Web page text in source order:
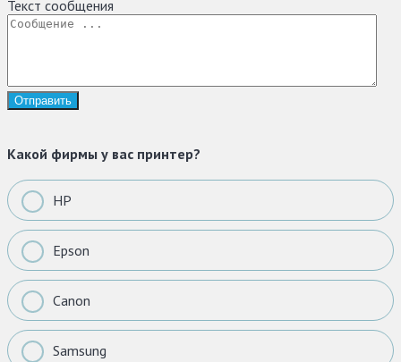
Текст сообщения
Какой фирмы у вас принтер?
HP
Epson
Canon
Samsung